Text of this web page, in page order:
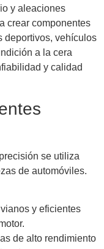
y aleaciones
crear componentes
deportivos, vehículos
a la cera
y calidad
se utiliza
de automóviles.
y eficientes
de alto rendimiento